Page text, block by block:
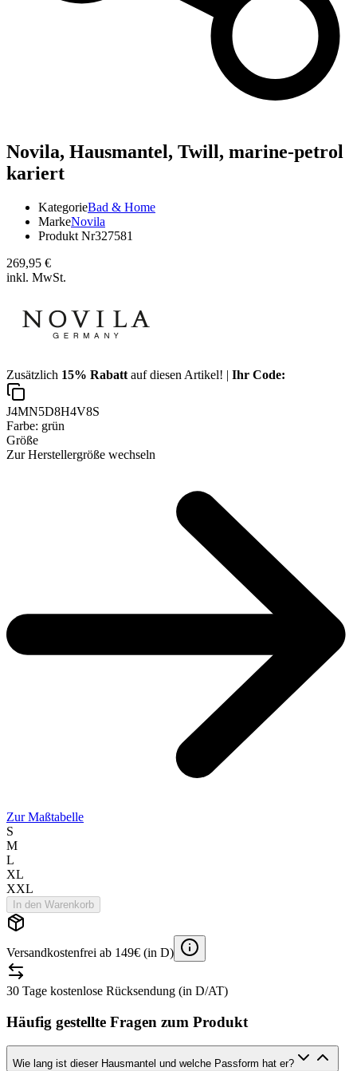
Novila, Hausmantel, Twill, marine-petrol
kariert
KategorieBad & Home
MarkeNovila
Produkt Nr327581
269,95 €
inkl. MwSt.
Zusätzlich 15% Rabatt auf diesen Artikel! | Ihr Code:
J4MN5D8H4V8S
Farbe: grün
Größe
Zur Herstellergröße wechseln
Zur Maßtabelle
S
M
L
XL
XXL
In den Warenkorb
Versandkostenfrei ab 149€ (in D)
30 Tage kostenlose Rücksendung (in D/AT)
Häufig gestellte Fragen zum Produkt
Wie lang ist dieser Hausmantel und welche Passform hat er?